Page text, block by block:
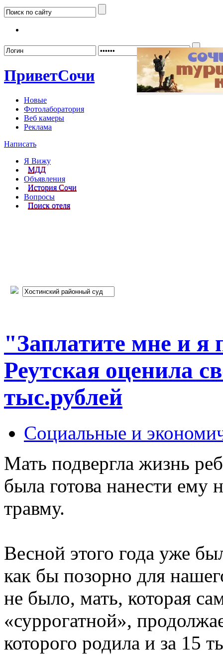
ПриветСочи
Новые
Фотолаборатория
Веб камеры
Реклама
Написать
Я Вижу
МДД
Объявления
История Сочи
Вопросы
Поиск отеля
"Заплатите мне и
Реутская оценила
тыс.рублей
Социальные и
Мать подвергла жизнь
была готова нанести
травму.
Весной этого года уже
как бы позорно для
не было, мать, которая
«суррогатной»,
которого родила и за 15